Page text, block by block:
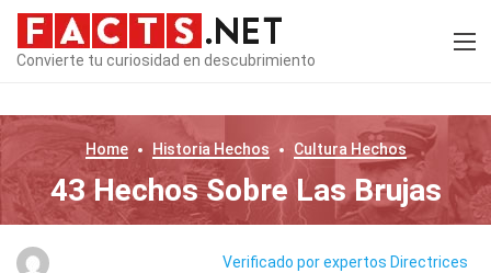
Convierte tu curiosidad en descubrimiento
Home Historia Hechos Cultura Hechos
43 Hechos Sobre Las Brujas
Verificado por expertos Directrices